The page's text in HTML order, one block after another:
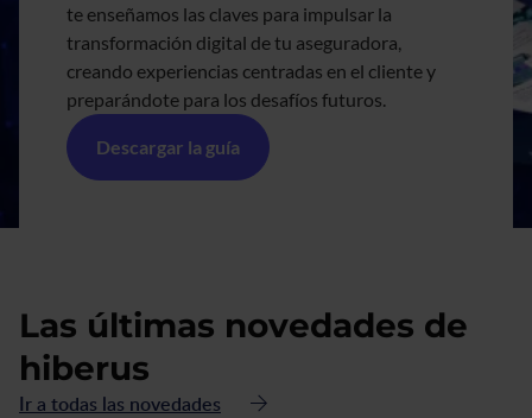
te enseñamos las claves para impulsar la
transformación digital de tu aseguradora,
creando experiencias centradas en el cliente y
preparándote para los desafíos futuros.
Descargar la guía
Las últimas novedades de
hiberus
Ir a todas las novedades